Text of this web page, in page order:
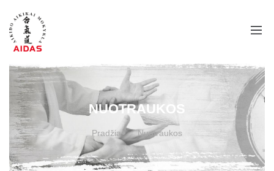
NUOTRAUKOS
Pradžia Nuotraukos